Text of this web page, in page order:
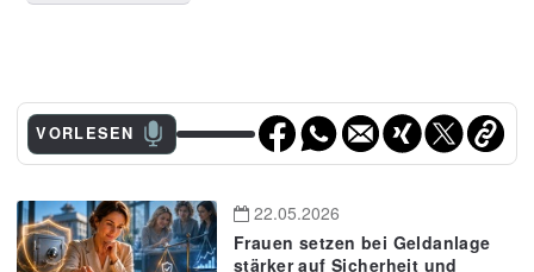
VORLESEN
22.05.2026
Frauen setzen bei Geldanlage
stärker auf Sicherheit und